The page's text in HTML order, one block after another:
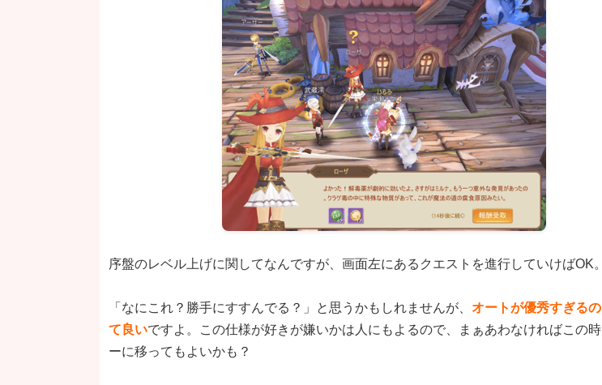
序盤のレベル上げに関してなんですが、画面左にあるクエストを進行していけばOK。
「なにこれ？勝手にすすんでる？」と思うかもしれませんが、 オートが優秀すぎる
て良いですよ。この仕様が好きが嫌いかは人にもよるので、まぁあわなければこの
ーに移ってもよいかも？